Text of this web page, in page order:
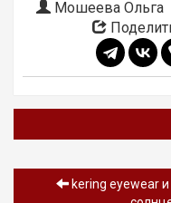
Мошеева Ольга
kering eyewear